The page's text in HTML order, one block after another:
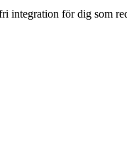
integration för dig som